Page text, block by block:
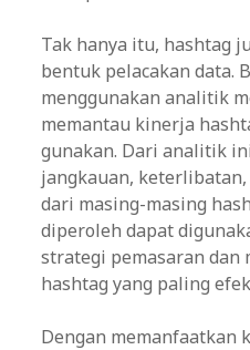
Tak hanya itu, hashtag
bentuk pelacakan data.
menggunakan analitik
memantau kinerja
gunakan. Dari analitik
jangkauan,
dari masing-masing
diperoleh dapat
strategi pemasaran dan
hashtag yang paling
Dengan memanfaatkan